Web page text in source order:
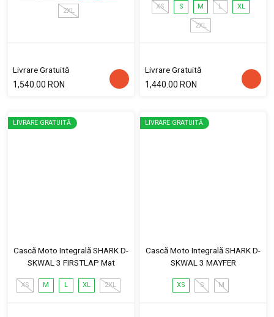
2XL
Livrare Gratuită
1,540.00 RON
XS S M L XL
2XL
Livrare Gratuită
1,440.00 RON
LIVRARE GRATUITĂ
Cască Moto Integrală SHARK D-
SKWAL 3 FIRSTLAP Mat
XS M L XL 2XL
LIVRARE GRATUITĂ
Cască Moto Integrală SHARK D-
SKWAL 3 MAYFER
XS S M